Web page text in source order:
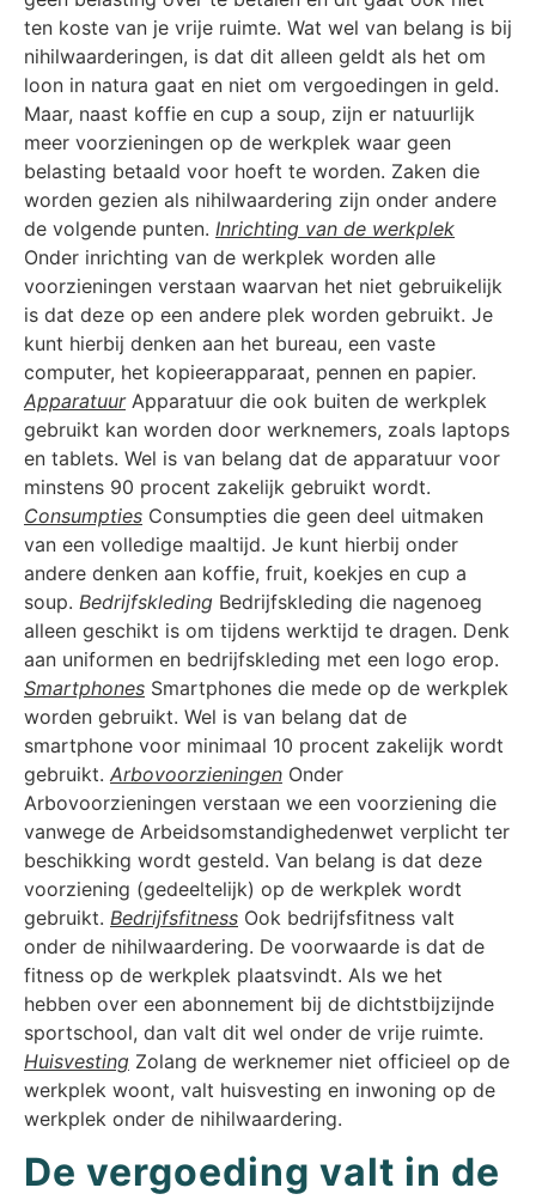
ten koste van je vrije ruimte. Wat wel van belang is bij
nihilwaarderingen, is dat dit alleen geldt als het om
loon in natura gaat en niet om vergoedingen in geld.
Maar, naast koffie en cup a soup, zijn er natuurlijk
meer voorzieningen op de werkplek waar geen
belasting betaald voor hoeft te worden. Zaken die
worden gezien als nihilwaardering zijn onder andere
de volgende punten. Inrichting van de werkplek
Onder inrichting van de werkplek worden alle
voorzieningen verstaan waarvan het niet gebruikelijk
is dat deze op een andere plek worden gebruikt. Je
kunt hierbij denken aan het bureau, een vaste
computer, het kopieerapparaat, pennen en papier.
ApparatuurApparatuur die ook buiten de werkplek
gebruikt kan worden door werknemers, zoals laptops
en tablets. Wel is van belang dat de apparatuur voor
minstens 90 procent zakelijk gebruikt wordt.
Consumpties Consumpties die geen deel uitmaken
van een volledige maaltijd. Je kunt hierbij onder
andere denken aan koffie, fruit, koekjes en cup a
soup. Bedrijfskleding Bedrijfskleding die nagenoeg
alleen geschikt is om tijdens werktijd te dragen. Denk
aan uniformen en bedrijfskleding met een logo erop.
Smartphones Smartphones die mede op de werkplek
worden gebruikt. Wel is van belang dat de
smartphone voor minimaal 10 procent zakelijk wordt
gebruikt. Arbovoorzieningen Onder
Arbovoorzieningen verstaan we een voorziening die
vanwege de Arbeidsomstandighedenwet verplicht ter
beschikking wordt gesteld. Van belang is dat deze
voorziening (gedeeltelijk) op de werkplek wordt
gebruikt. Bedrijfsfitness Ook bedrijfsfitness valt
onder de nihilwaardering. De voorwaarde is dat de
fitness op de werkplek plaatsvindt. Als we het
hebben over een abonnement bij de dichtstbijzijnde
sportschool, dan valt dit wel onder de vrije ruimte.
Huisvesting Zolang de werknemer niet officieel op de
werkplek woont, valt huisvesting en inwoning op de
werkplek onder de nihilwaardering.
De vergoeding valt in de